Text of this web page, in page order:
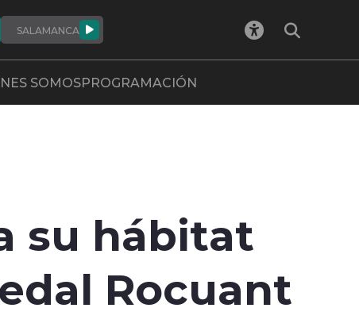
SALAMANCA
SOMOSPROGRAMACIÓN
su hábitat
Rocuant